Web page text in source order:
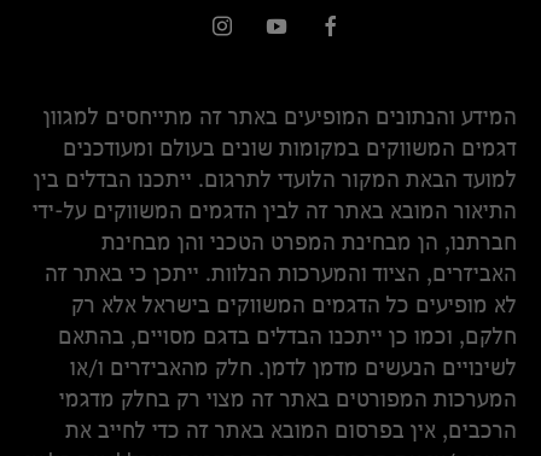
המידע והנתונים המופיעים באתר זה מתייחסים למגוון
דגמים המשווקים במקומות שונים בעולם ומעודכנים
למועד הבאת המקור הלועדי לתרגום. ייתכנו הבדלים בין
התיאור המובא באתר זה לבין הדגמים המשווקים על-ידי
חברתנו, הן מבחינת המפרט הטכני והן מבחינת
האביזרים, הציוד והמערכות הנלוות. ייתכן כי באתר זה
לא מופיעים כל הדגמים המשווקים בישראל אלא רק
חלקם, וכמו כן ייתכנו הבדלים בדגם מסויים, בהתאם
לשינויים הנעשים מדמן לדמן. חלק מהאביזרים ו/או
המערכות המפורטים באתר זה מצוי רק בחלק מדגמי
הרכבים, אין בפרסום המובא באתר זה כדי לחייב את